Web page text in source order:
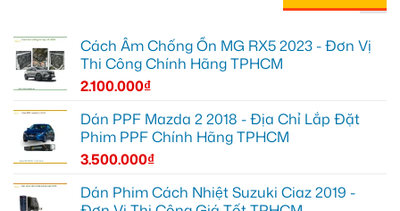
Cách Âm Chống Ồn MG RX5 2023 - Đơn Vị
Thi Công Chính Hãng TPHCM
2.100.000₫
Dán PPF Mazda 2 2018 - Địa Chỉ Lắp Đặt
Phim PPF Chính Hãng TPHCM
3.500.000₫
Dán Phim Cách Nhiệt Suzuki Ciaz 2019 -